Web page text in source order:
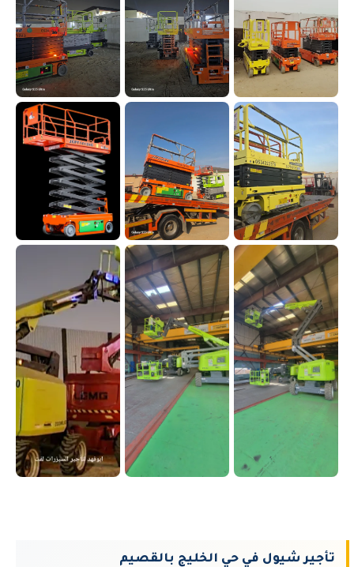
تأجير شيول في حي الخليج بالقصيم